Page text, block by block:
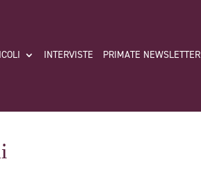
INTERVISTE PRIMATE NEWSLETTER